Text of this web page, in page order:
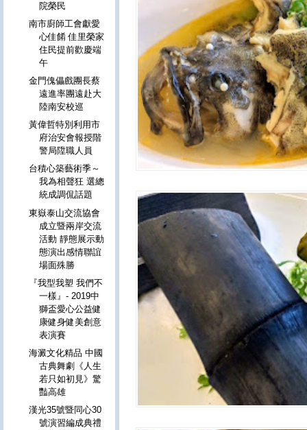
院榮民
南市廚師工會獻愛
心佳餚 佳里榮家
住民提前歡慶端
午
金門傀儡戲團長蔡
遠進率團遠赴大
陸南安校巡
黃偉哲特別利用市
府治安會報授階
警局陞職人員
台積心築藝術季～
我為相聲狂 選總
統成調侃話題
東嶽泰山交流協會
成立暨兩岸交流
活動 靜態展示動
態演出感情聯誼
場面殊勝
『我型我塑 我們不
一樣』- 2019中
獅盃愛心公益健
康健身健美創意
表演賽
海澱文化精品 中國
古典舞劇《人生
若只如初見》驚
豔高雄
漢光35號暨同心30
號演習編成典禮